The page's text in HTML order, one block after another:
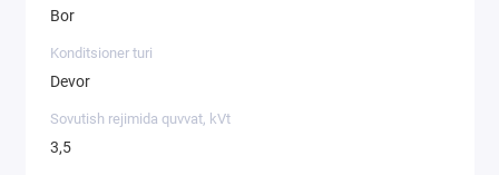
Bor
Konditsioner turi
Devor
Sovutish rejimida quvvat, kVt
3,5